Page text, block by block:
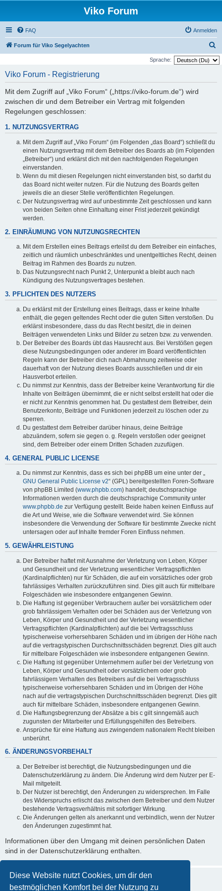
Diese Website nutzt Cookies, um dir den
bestmöglichen Komfort bei der Nutzung zu
Viko Forum
FAQ Anmelden
Forum für Viko Segelyachten
u
Sprache:
Viko Forum - Registrierung
Mit dem Zugriff auf „Viko Forum“ („https://viko-forum.de“) wird
zwischen dir und dem Betreiber ein Vertrag mit folgenden
Regelungen geschlossen:
1. NUTZUNGSVERTRAG
Mit dem Zugriff auf „Viko Forum“ (im Folgenden „das Board“) schließt du
einen Nutzungsvertrag mit dem Betreiber des Boards ab (im Folgenden
„Betreiber“) und erklärst dich mit den nachfolgenden Regelungen
einverstanden.
Wenn du mit diesen Regelungen nicht einverstanden bist, so darfst du
das Board nicht weiter nutzen. Für die Nutzung des Boards gelten
jeweils die an dieser Stelle veröffentlichten Regelungen.
Der Nutzungsvertrag wird auf unbestimmte Zeit geschlossen und kann
von beiden Seiten ohne Einhaltung einer Frist jederzeit gekündigt
werden.
2. EINRÄUMUNG VON NUTZUNGSRECHTEN
Mit dem Erstellen eines Beitrags erteilst du dem Betreiber ein einfaches,
zeitlich und räumlich unbeschränktes und unentgeltliches Recht, deinen
Beitrag im Rahmen des Boards zu nutzen.
Das Nutzungsrecht nach Punkt 2, Unterpunkt a bleibt auch nach
Kündigung des Nutzungsvertrages bestehen.
3. PFLICHTEN DES NUTZERS
Du erklärst mit der Erstellung eines Beitrags, dass er keine Inhalte
enthält, die gegen geltendes Recht oder die guten Sitten verstoßen. Du
erklärst insbesondere, dass du das Recht besitzt, die in deinen
Beiträgen verwendeten Links und Bilder zu setzen bzw. zu verwenden.
Der Betreiber des Boards übt das Hausrecht aus. Bei Verstößen gegen
diese Nutzungsbedingungen oder anderer im Board veröffentlichten
Regeln kann der Betreiber dich nach Abmahnung zeitweise oder
dauerhaft von der Nutzung dieses Boards ausschließen und dir ein
Hausverbot erteilen.
Du nimmst zur Kenntnis, dass der Betreiber keine Verantwortung für die
Inhalte von Beiträgen übernimmt, die er nicht selbst erstellt hat oder die
er nicht zur Kenntnis genommen hat. Du gestattest dem Betreiber, dein
Benutzerkonto, Beiträge und Funktionen jederzeit zu löschen oder zu
sperren.
Du gestattest dem Betreiber darüber hinaus, deine Beiträge
abzuändern, sofern sie gegen o. g. Regeln verstoßen oder geeignet
sind, dem Betreiber oder einem Dritten Schaden zuzufügen.
4. GENERAL PUBLIC LICENSE
Du nimmst zur Kenntnis, dass es sich bei phpBB um eine unter der „
GNU General Public License v2“ (GPL) bereitgestellten Foren-Software
von phpBB Limited (www.phpbb.com) handelt; deutschsprachige
Informationen werden durch die deutschsprachige Community unter
www.phpbb.de zur Verfügung gestellt. Beide haben keinen Einfluss auf
die Art und Weise, wie die Software verwendet wird. Sie können
insbesondere die Verwendung der Software für bestimmte Zwecke nicht
untersagen oder auf Inhalte fremder Foren Einfluss nehmen.
5. GEWÄHRLEISTUNG
Der Betreiber haftet mit Ausnahme der Verletzung von Leben, Körper
und Gesundheit und der Verletzung wesentlicher Vertragspflichten
(Kardinalpflichten) nur für Schäden, die auf ein vorsätzliches oder grob
fahrlässiges Verhalten zurückzuführen sind. Dies gilt auch für mittelbare
Folgeschäden wie insbesondere entgangenen Gewinn.
Die Haftung ist gegenüber Verbrauchern außer bei vorsätzlichem oder
grob fahrlässigem Verhalten oder bei Schäden aus der Verletzung von
Leben, Körper und Gesundheit und der Verletzung wesentlicher
Vertragspflichten (Kardinalpflichten) auf die bei Vertragsschluss
typischerweise vorhersehbaren Schäden und im übrigen der Höhe nach
auf die vertragstypischen Durchschnittsschäden begrenzt. Dies gilt auch
für mittelbare Folgeschäden wie insbesondere entgangenen Gewinn.
Die Haftung ist gegenüber Unternehmern außer bei der Verletzung von
Leben, Körper und Gesundheit oder vorsätzlichem oder grob
fahrlässigem Verhalten des Betreibers auf die bei Vertragsschluss
typischerweise vorhersehbaren Schäden und im Übrigen der Höhe
nach auf die vertragstypischen Durchschnittsschäden begrenzt. Dies gilt
auch für mittelbare Schäden, insbesondere entgangenen Gewinn.
Die Haftungsbegrenzung der Absätze a bis c gilt sinngemäß auch
zugunsten der Mitarbeiter und Erfüllungsgehilfen des Betreibers.
Ansprüche für eine Haftung aus zwingendem nationalem Recht bleiben
unberührt.
6. ÄNDERUNGSVORBEHALT
Der Betreiber ist berechtigt, die Nutzungsbedingungen und die
Datenschutzerklärung zu ändern. Die Änderung wird dem Nutzer per E-
Mail mitgeteilt.
Der Nutzer ist berechtigt, den Änderungen zu widersprechen. Im Falle
des Widerspruchs erlischt das zwischen dem Betreiber und dem Nutzer
bestehende Vertragsverhältnis mit sofortiger Wirkung.
Die Änderungen gelten als anerkannt und verbindlich, wenn der Nutzer
den Änderungen zugestimmt hat.
Informationen über den Umgang mit deinen persönlichen Daten
sind in der Datenschutzerklärung enthalten.